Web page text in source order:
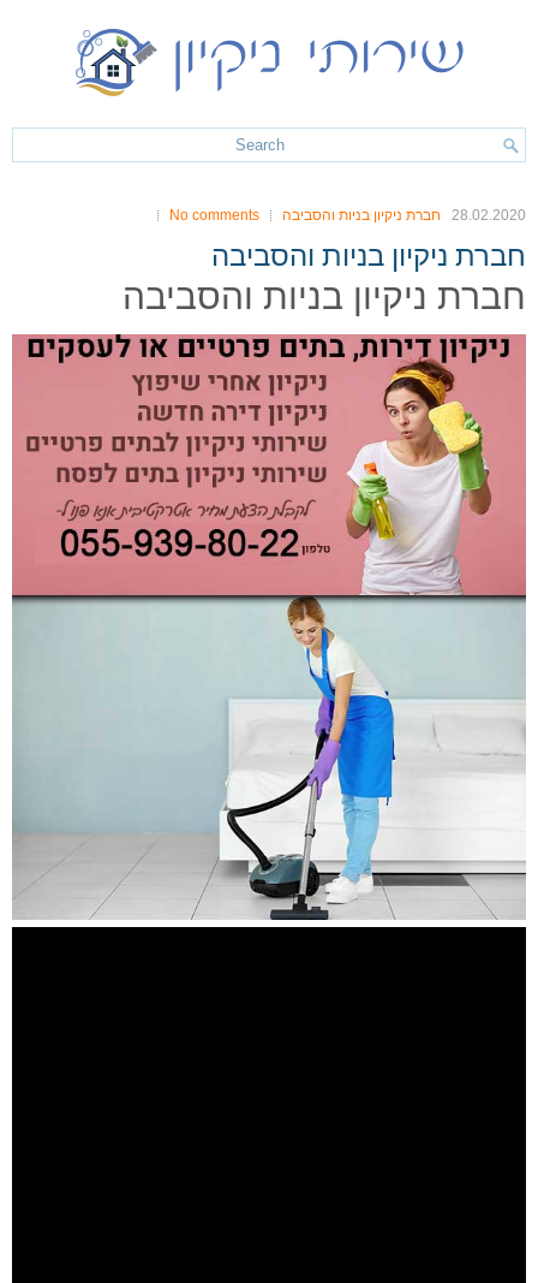
28.02.2020 חברת ניקיון בניות והסביבה No comments
חברת ניקיון בניות והסביבה
חברת ניקיון בניות והסביבה